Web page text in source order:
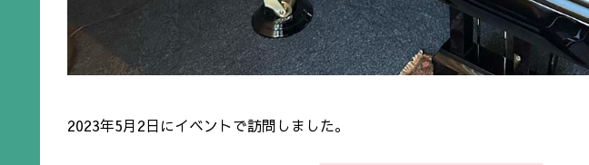
2023年5月2日にイベントで訪問しました。